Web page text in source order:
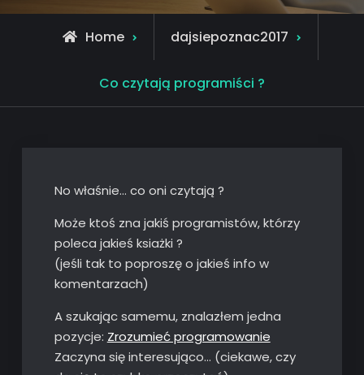
Home dajsiepoznac2017
Co czytają programiści ?
No właśnie… co oni czytają ?
Może ktoś zna jakiś programistów, którzy
poleca jakieś ksiażki ?
(jeśli tak to poproszę o jakieś info w
komentarzach)
A szukając samemu, znalazłem jedna
pozycje: Zrozumieć programowanie
Zaczyna się interesująco… (ciekawe, czy